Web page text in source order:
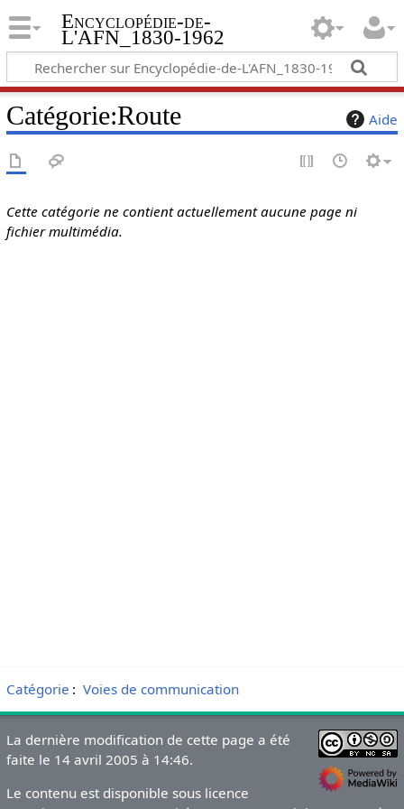
Encyclopédie-de-
L'AFN_1830-1962
Aide
Catégorie:Route
Cette catégorie ne contient actuellement aucune page ni
fichier multimédia.
Catégorie : Voies de communication
La dernière modification de cette page a été
faite le 14 avril 2005 à 14:46.
Le contenu est disponible sous licence